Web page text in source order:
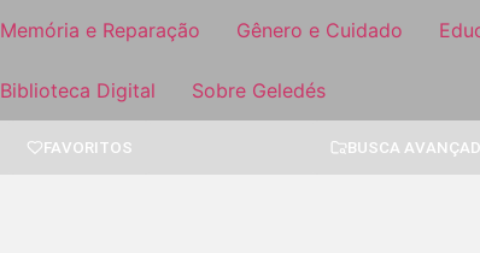
Memória e Reparação Gênero e Cuidado
Biblioteca Digital Sobre Geledés
FAVORITOS BUSCA